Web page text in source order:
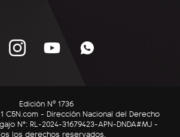
Edición Nº 1736
C5N.com - Dirección Nacional del Derecho
N°: RL-2024-31679423-APN-DNDA#MJ -
los derechos reservados.